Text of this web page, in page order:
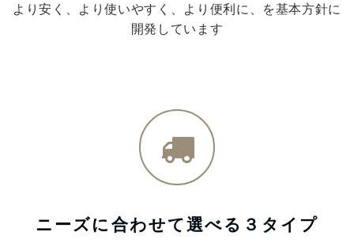
より安く、より使いやすく、より便利に、を基本方針に
開発しています
ニーズに合わせて選べる３タイプ